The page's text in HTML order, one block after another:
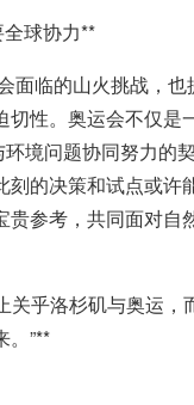
球协力**
面临的山火挑战，也
切性。奥运会不仅是
境问题协同努力的
刻的决策和试点或许
贵参考，共同面对自
关乎洛杉矶与奥运，
。”**